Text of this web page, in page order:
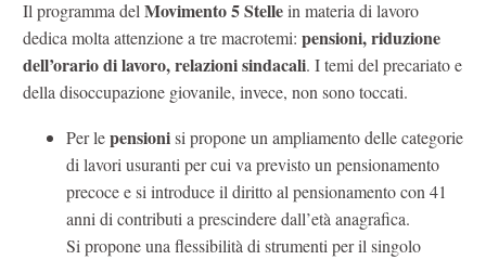
Il programma del Movimento 5 Stellein materia di lavoro
dedica molta attenzione a tre macrotemi: pensioni, riduzione
dell’orario di lavoro, relazioni sindacali. I temi del precariato e
della disoccupazione giovanile, invece, non sono toccati.
Per lepensionisi propone un ampliamento delle categorie
di lavori usuranti per cui va previsto un pensionamento
precoce e si introduce il diritto al pensionamento con 41
anni di contributi a prescindere dall’età anagrafica.
Si propone una flessibilità di strumenti per il singolo